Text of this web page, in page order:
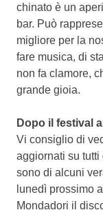
chinato è un
bar. Può
migliore per la
fare musica, di
non fa clamore,
grande gioia.
Dopo il festival
Vi consiglio di
aggiornati su
sono di alcuni
lunedì prossimo
Mondadori il